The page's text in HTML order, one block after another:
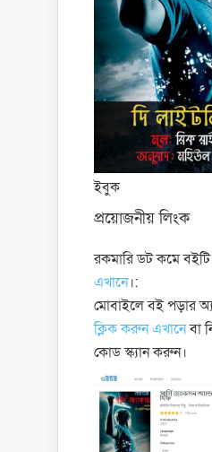
ইবুক
প্রয়োজনীয় লিংক
রকমারি ডট কমে
এখানে।:
মোবাইলে বই পড়ার
ক্লিক করুন এখানেবা
কোড স্ক্যান করুন।